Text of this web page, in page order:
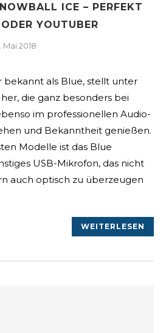
ICE – PERFEKT
YOUTUBER
Mai 2018
bekannt als Blue, stellt unter
die ganz besonders bei
im professionellen Audio-
und Bekanntheit genießen.
Modelle ist das Blue
USB-Mikrofon, das nicht
auch optisch zu überzeugen
WEITERLESEN